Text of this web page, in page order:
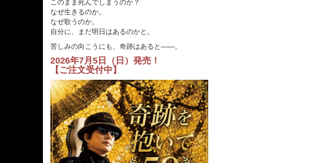
このまま死んでしまうのか？
なぜ生きるのか。
なぜ歌うのか。
自分に、まだ明日はあるのかと。
苦しみの向こうにも、奇跡はあると――。
2026年7月5日（日）発売！
【ご注文受付中】